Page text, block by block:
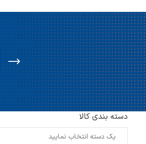
دسته بندی کالا
یک دسته انتخاب نمایید